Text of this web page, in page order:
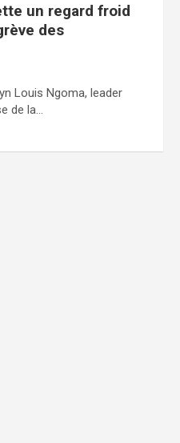
un regard froid
des
Louis Ngoma, leader
de la…